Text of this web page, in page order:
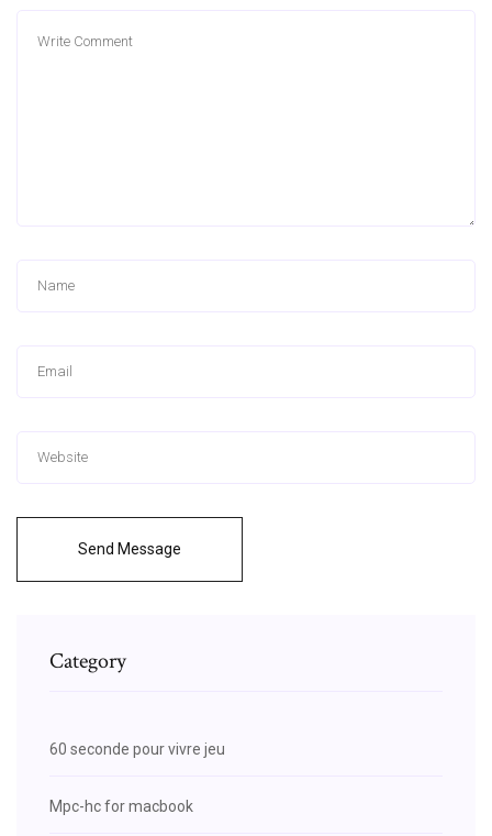
Send Message
Category
60 seconde pour vivre jeu
Mpc-hc for macbook